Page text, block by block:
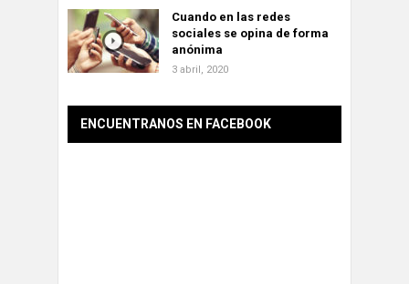
Cuando en las redes
sociales se opina de forma
anónima
3 abril, 2020
ENCUENTRANOS EN FACEBOOK